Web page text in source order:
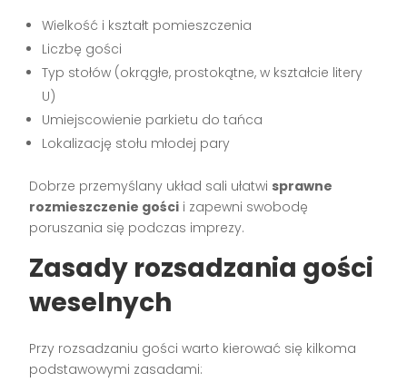
Wielkość i kształt pomieszczenia
Liczbę gości
Typ stołów (okrągłe, prostokątne, w kształcie litery
U)
Umiejscowienie parkietu do tańca
Lokalizację stołu młodej pary
Dobrze przemyślany układ sali ułatwi sprawne
rozmieszczenie gości i zapewni swobodę
poruszania się podczas imprezy.
Zasady rozsadzania gości
weselnych
Przy rozsadzaniu gości warto kierować się kilkoma
podstawowymi zasadami: